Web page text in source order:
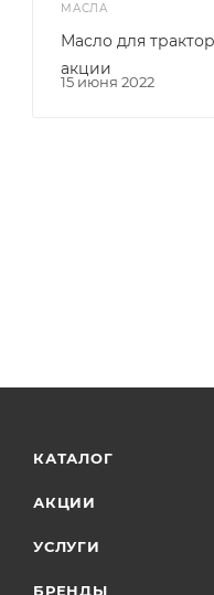
МАСЛА
15 июня 2022
Масло для
акции
КАТАЛОГ
АКЦИИ
УСЛУГИ
БРЕНДЫ